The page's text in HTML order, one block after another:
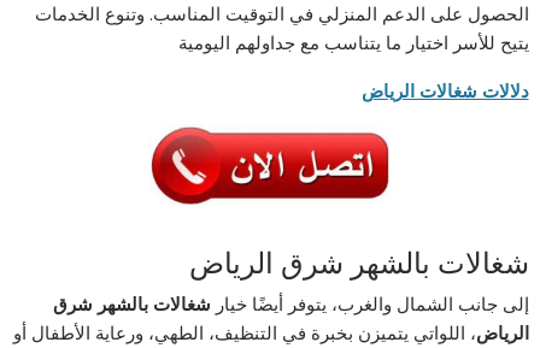
الحصول على الدعم المنزلي في التوقيت المناسب. وتنوع الخدمات
يتيح للأسر اختيار ما يتناسب مع جداولهم اليومية
دلالات شغالات الرياض
شغالات بالشهر شرق الرياض
إلى جانب الشمال والغرب، يتوفر أيضًا خيار شغالات بالشهر شرق
الرياض، اللواتي يتميزن بخبرة في التنظيف، الطهي، ورعاية الأطفال أو